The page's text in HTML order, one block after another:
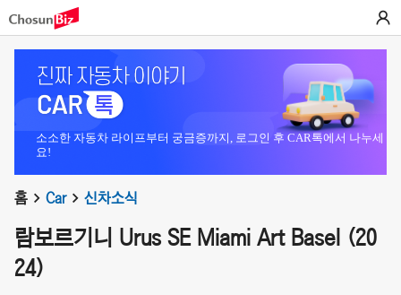
소소한 자동차 라이프부터 궁금증까지, 로그인 후 CAR톡에서 나누세
요!
홈 Car 신차소식
람보르기니 Urus SE Miami Art Basel (20
24)